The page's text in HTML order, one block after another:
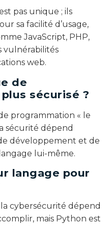
pas unique ; ils
sa facilité d’usage,
JavaScript, PHP,
vulnérabilités
web.
de
sécurisé ?
programmation « le
sécurité dépend
développement et de
lui-même.
langage pour
cybersécurité dépend
mais Python est